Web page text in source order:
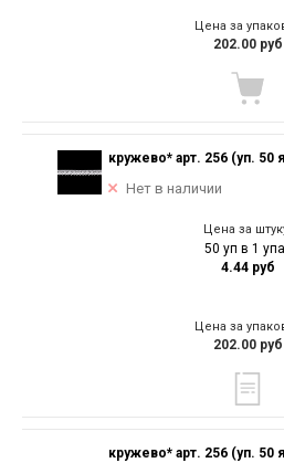
Цена за
202.00 руб
кружево* арт. 256 (уп.
Нет в наличии
Цена за
50 уп в 1
4.44 руб
Цена за
202.00 руб
кружево* арт. 256 (уп.